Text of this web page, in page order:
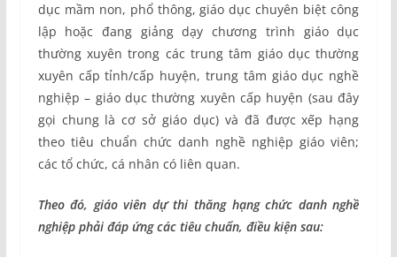
dục mầm non, phổ thông, giáo dục chuyên biệt công
lập hoặc đang giảng dạy chương trình giáo dục
thường xuyên trong các trung tâm giáo dục thường
xuyên cấp tỉnh/cấp huyện, trung tâm giáo dục nghề
nghiệp – giáo dục thường xuyên cấp huyện (sau đây
gọi chung là cơ sở giáo dục) và đã được xếp hạng
theo tiêu chuẩn chức danh nghề nghiệp giáo viên;
các tổ chức, cá nhân có liên quan.
Theo đó, giáo viên dự thi thăng hạng chức danh nghề
nghiệp phải đáp ứng các tiêu chuẩn, điều kiện sau: